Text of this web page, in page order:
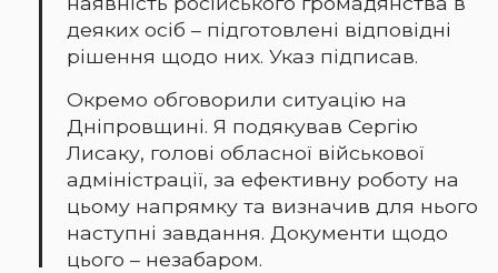
деяких осіб – підготовлені відповідні
рішення щодо них. Указ підписав.
Окремо обговорили ситуацію на
Дніпровщині. Я подякував Сергію
Лисаку, голові обласної військової
адміністрації, за ефективну роботу на
цьому напрямку та визначив для нього
наступні завдання. Документи щодо
цього – незабаром.